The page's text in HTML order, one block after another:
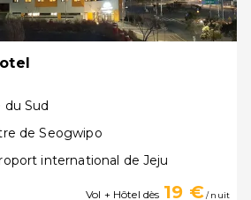
du Sud
de Seogwipo
international de Jeju
Vol + Hôtel dès 19 €/ nuit